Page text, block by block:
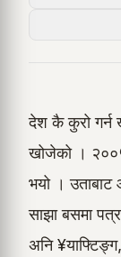
देश कै कुरो
खोजेको ।
भयो । उताबाट
साझा बसमा
अनि